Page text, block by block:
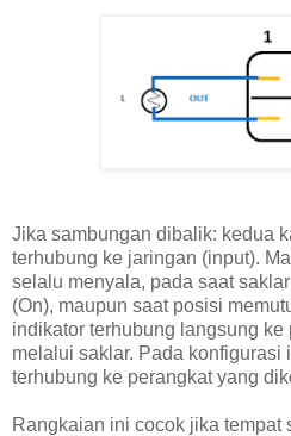
Jika sambungan dibalik: kedua
terhubung ke jaringan (input).
selalu menyala, pada saat
(On), maupun saat posisi
indikator terhubung langsung ke
melalui saklar. Pada konfigurasi
terhubung ke perangkat yang
Rangkaian ini cocok jika tempat